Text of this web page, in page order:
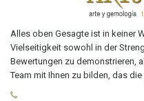
Alles oben Gesagte ist in keiner
Vielseitigkeit sowohl in der
Bewertungen zu demonstrieren,
Team mit Ihnen zu bilden, das